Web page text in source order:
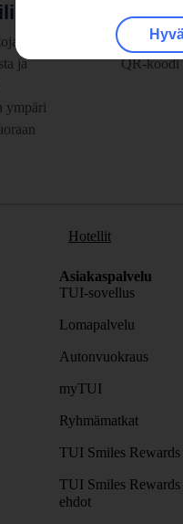
Lataa TUI-
ja hotelleja
ja
ympäri
Lataa
QR-koodi
Hotellit
Asiakaspalvelu
TUI-sovellus
Lomapalvelu
Autonvuokraus
myTUI
Ryhmämatkat
TUI Smiles
TUI Smiles
ehdot